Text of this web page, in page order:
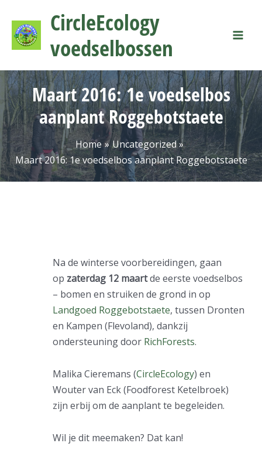
naar
CircleEcology
voedselbossen
Maart 2016: 1e voedselbos
aanplant Roggebotstaete
Home
Uncategorized
Maart 2016: 1e voedselbos aanplant Roggebotstaete
Na de winterse voorbereidingen, gaan
op zaterdag 12 maartde eerste voedselbos
– bomen en struiken de grond in op
Landgoed Roggebotstaete, tussen Dronten
en Kampen (Flevoland), dankzij
ondersteuning door RichForests.
Malika Cieremans (CircleEcology) en
Wouter van Eck (Foodforest Ketelbroek)
zijn erbij om de aanplant te begeleiden.
Wil je dit meemaken? Dat kan!